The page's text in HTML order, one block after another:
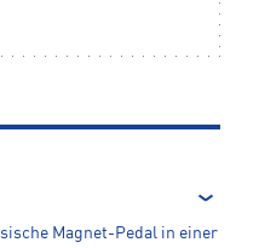
Magnet-Pedal in einer